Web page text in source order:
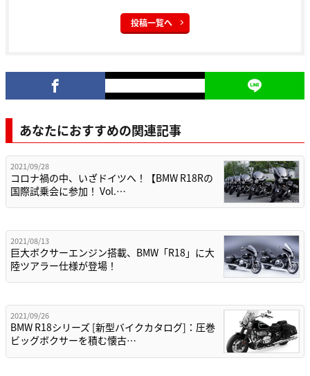
投稿一覧へ
あなたにおすすめの関連記事
2021/09/28
コロナ禍の中、いざドイツへ！【BMW R18Rの
国際試乗会に参加！ Vol.…
2021/08/13
巨大ボクサーエンジン搭載、BMW「R18」に大
陸ツアラー仕様が登場！
2021/09/26
BMW R18シリーズ [新型バイクカタログ]：圧巻
ビッグボクサーを積む懐古…